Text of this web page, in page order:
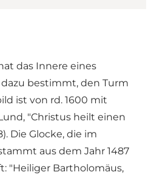
das Innere eines
bestimmt, den Turm
ist von rd. 1600 mit
"Christus heilt einen
Die Glocke, die im
aus dem Jahr 1487
"Heiliger Bartholomäus,